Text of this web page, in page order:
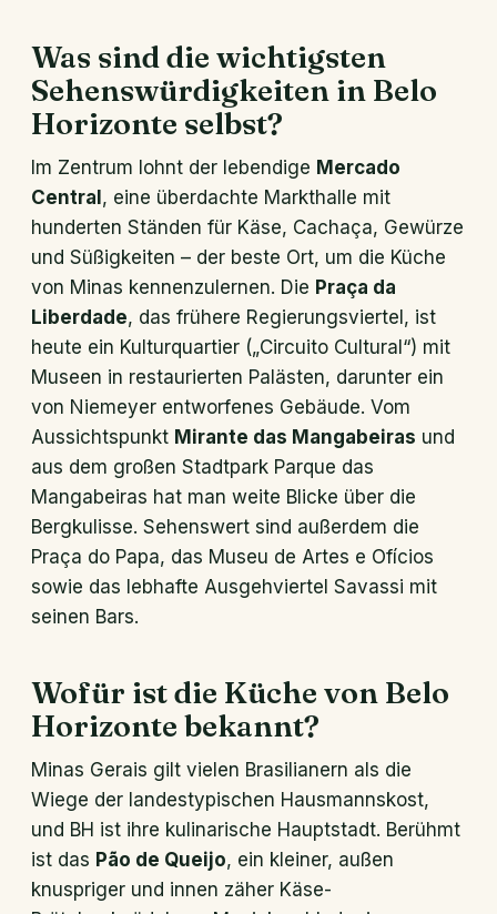
Was sind die wichtigsten
Sehenswürdigkeiten in Belo
Horizonte selbst?
Im Zentrum lohnt der lebendige Mercado
Central, eine überdachte Markthalle mit
hunderten Ständen für Käse, Cachaça, Gewürze
und Süßigkeiten – der beste Ort, um die Küche
von Minas kennenzulernen. Die Praça da
Liberdade, das frühere Regierungsviertel, ist
heute ein Kulturquartier („Circuito Cultural“) mit
Museen in restaurierten Palästen, darunter ein
von Niemeyer entworfenes Gebäude. Vom
Aussichtspunkt Mirante das Mangabeiras und
aus dem großen Stadtpark Parque das
Mangabeiras hat man weite Blicke über die
Bergkulisse. Sehenswert sind außerdem die
Praça do Papa, das Museu de Artes e Ofícios
sowie das lebhafte Ausgehviertel Savassi mit
seinen Bars.
Wofür ist die Küche von Belo
Horizonte bekannt?
Minas Gerais gilt vielen Brasilianern als die
Wiege der landestypischen Hausmannskost,
und BH ist ihre kulinarische Hauptstadt. Berühmt
ist das Pão de Queijo, ein kleiner, außen
knuspriger und innen zäher Käse-